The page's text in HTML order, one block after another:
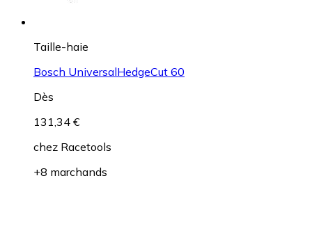
Taille-haie
Bosch UniversalHedgeCut 60
Dès
131,34 €
chez Racetools
+8 marchands